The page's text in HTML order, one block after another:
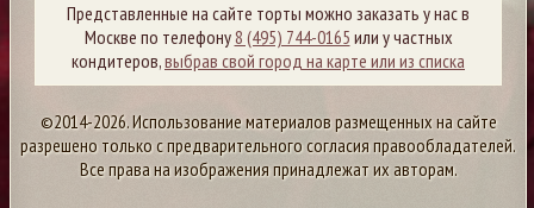
Представленные на сайте торты можно заказать у нас в
Москве по телефону8 (495) 744-0165 или у частных
кондитеров,выбрав свой город на карте или из списка
©2014-2026. Использование материалов размещенных на сайте
разрешено только с предварительного согласия правообладателей.
Все права на изображения принадлежат их авторам.